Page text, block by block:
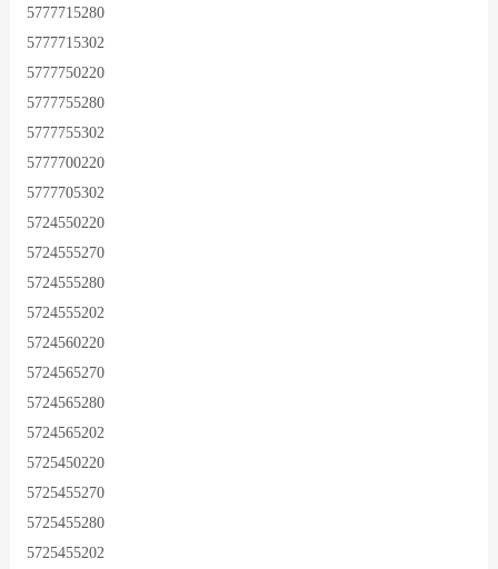
5777715280
5777715302
5777750220
5777755280
5777755302
5777700220
5777705302
5724550220
5724555270
5724555280
5724555202
5724560220
5724565270
5724565280
5724565202
5725450220
5725455270
5725455280
5725455202